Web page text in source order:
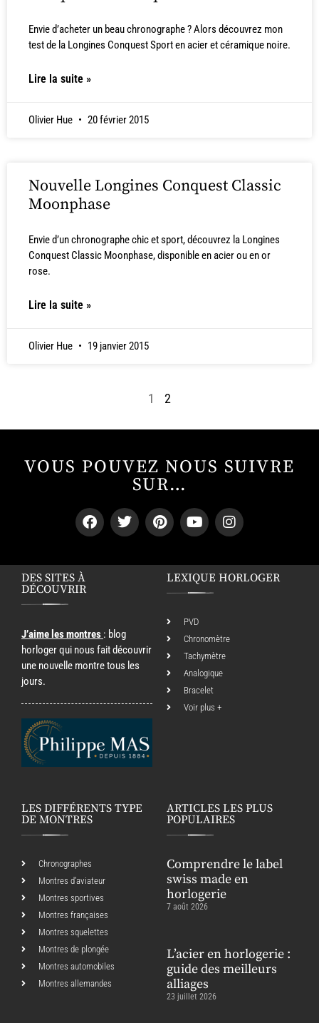
Envie d’acheter un beau chronographe ? Alors découvrez mon
test de la Longines Conquest Sport en acier et céramique noire.
Lire la suite »
Olivier Hue 20 février 2015
Nouvelle Longines Conquest Classic
Moonphase
Envie d’un chronographe chic et sport, découvrez la Longines
Conquest Classic Moonphase, disponible en acier ou en or
rose.
Lire la suite »
Olivier Hue 19 janvier 2015
1 2
VOUS POUVEZ NOUS SUIVRE
SUR…
DES SITES À
DÉCOUVRIR
J’aime les montres : blog
horloger qui nous fait découvrir
une nouvelle montre tous les
jours.
LEXIQUE HORLOGER
PVD
Chronomètre
Tachymètre
Analogique
Bracelet
Voir plus +
LES DIFFÉRENTS TYPE
DE MONTRES
Chronographes
Montres d’aviateur
Montres sportives
Montres françaises
Montres squelettes
Montres de plongée
Montres automobiles
Montres allemandes
ARTICLES LES PLUS
POPULAIRES
Comprendre le label
swiss made en
horlogerie
7 août 2026
L’acier en horlogerie :
guide des meilleurs
alliages
23 juillet 2026